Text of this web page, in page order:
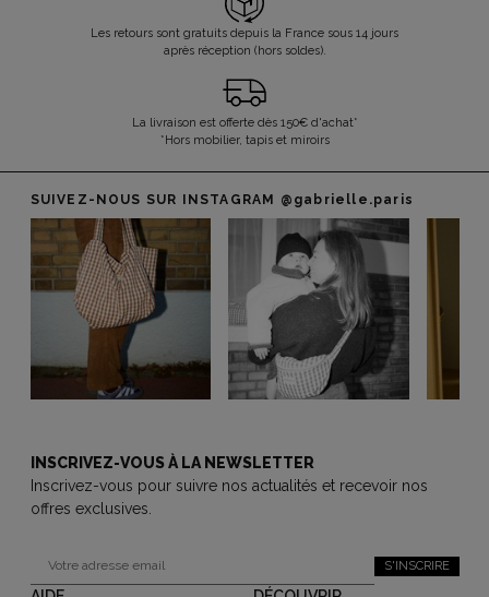
Les retours sont gratuits depuis la France sous 14 jours
après réception (hors soldes).
La livraison est offerte dès 150€ d'achat*
*Hors mobilier, tapis et miroirs
SUIVEZ-NOUS SUR INSTAGRAM @gabrielle.paris
INSCRIVEZ-VOUS À LA NEWSLETTER
Inscrivez-vous pour suivre nos actualités et recevoir nos
offres exclusives.
S'INSCRIRE